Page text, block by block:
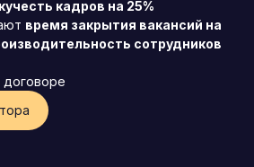
(CMO)
(COO)
(HR-директор)
кадров на 25%
время закрытия вакансий на
сотрудников
договоре